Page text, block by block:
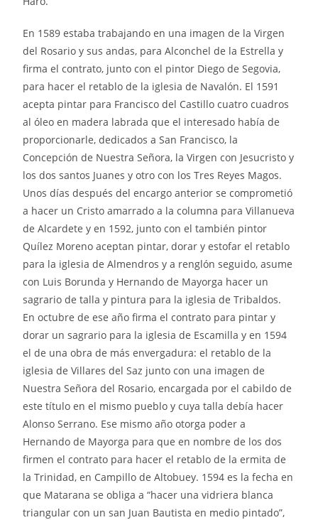
En 1589 estaba trabajando en una imagen de la Virgen
del Rosario y sus andas, para Alconchel de la Estrella y
firma el contrato, junto con el pintor Diego de Segovia,
para hacer el retablo de la iglesia de Navalón. El 1591
acepta pintar para Francisco del Castillo cuatro cuadros
al óleo en madera labrada que el interesado había de
proporcionarle, dedicados a San Francisco, la
Concepción de Nuestra Señora, la Virgen con Jesucristo y
los dos santos Juanes y otro con los Tres Reyes Magos.
Unos días después del encargo anterior se comprometió
a hacer un Cristo amarrado a la columna para Villanueva
de Alcardete y en 1592, junto con el también pintor
Quílez Moreno aceptan pintar, dorar y estofar el retablo
para la iglesia de Almendros y a renglón seguido, asume
con Luis Borunda y Hernando de Mayorga hacer un
sagrario de talla y pintura para la iglesia de Tribaldos.
En octubre de ese año firma el contrato para pintar y
dorar un sagrario para la iglesia de Escamilla y en 1594
el de una obra de más envergadura: el retablo de la
iglesia de Villares del Saz junto con una imagen de
Nuestra Señora del Rosario, encargada por el cabildo de
este título en el mismo pueblo y cuya talla debía hacer
Alonso Serrano. Ese mismo año otorga poder a
Hernando de Mayorga para que en nombre de los dos
firmen el contrato para hacer el retablo de la ermita de
la Trinidad, en Campillo de Altobuey. 1594 es la fecha en
que Matarana se obliga a “hacer una vidriera blanca
triangular con un san Juan Bautista en medio pintado”,